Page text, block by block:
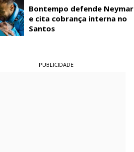
Bontempo defende Neymar
e cita cobrança interna no
Santos
PUBLICIDADE